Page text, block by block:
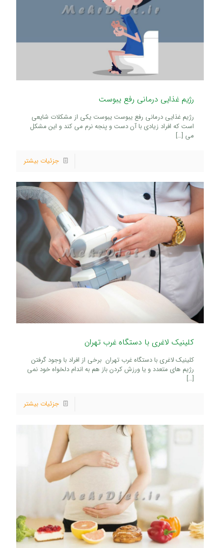
رژیم غذایی درمانی رفع یبوست
رژیم غذایی درمانی رفع یبوست یبوست یکی از مشکلات شایعی
است که افراد زیادی با آن دست و پنجه نرم می کند و این مشکل
می […]
جزئیات بیشتر
کلینیک لاغری با دستگاه غرب تهران
کلینیک لاغری با دستگاه غرب تهران برخی از افراد با وجود گرفتن
رژیم های متعدد و یا ورزش کردن باز هم به اندام دلخواه خود نمی
[…]
جزئیات بیشتر